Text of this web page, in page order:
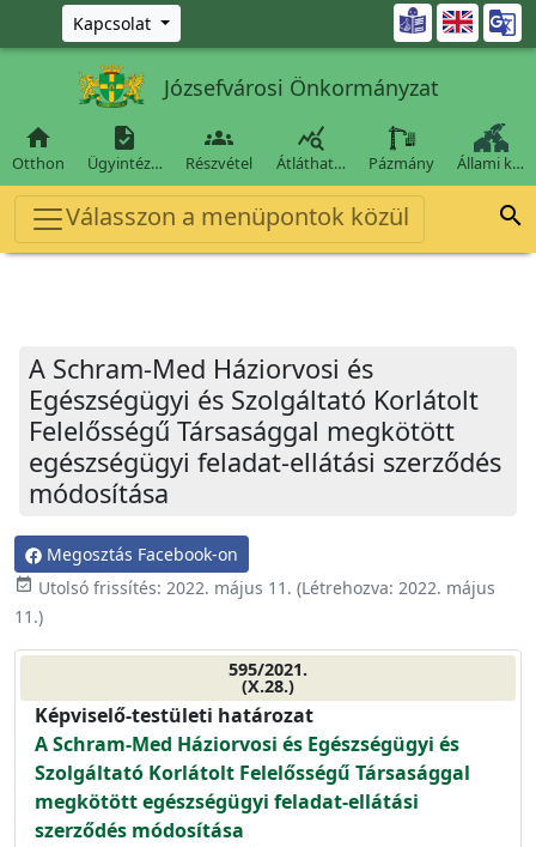
Ugrás a fő tartalomra
Kapcsolat 
Józsefvárosi Önkormányzat

Otthon

Ügyintéz…

Részvétel

Átláthat… Pázmány Állami k…
Válasszon a menüpontok közül 
A Schram-Med Háziorvosi és
Egészségügyi és Szolgáltató Korlátolt
Felelősségű Társasággal megkötött
egészségügyi feladat-ellátási szerződés
módosítása
Megosztás Facebook-on
event_available Utolsó frissítés: 2022. május 11. (Létrehozva: 2022. május
11.)
595/2021.
(X.28.)
Képviselő-testületi határozat
A Schram-Med Háziorvosi és Egészségügyi és
Szolgáltató Korlátolt Felelősségű Társasággal
megkötött egészségügyi feladat-ellátási
szerződés módosítása